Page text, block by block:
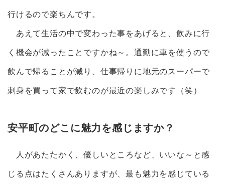
行けるので楽ちんです。
あえて生活の中で変わった事をあげると、飲みに行
く機会が減ったことですかね～。通勤に車を使うので
飲んで帰ることが減り、仕事帰りに地元のスーパーで
刺身を買って家で飲むのが最近の楽しみです（笑）
安平町のどこに魅力を感じますか？
人があたたかく、優しいところなど、いいな～と感
じる点はたくさんありますが、最も魅力を感じている